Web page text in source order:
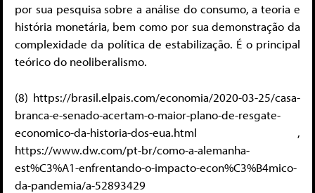
por sua pesquisa sobre a análise do consumo, a teoria e
história monetária, bem como por sua demonstração da
complexidade da política de estabilização. É o principal
teórico do neoliberalismo.
(8) https://brasil.elpais.com/economia/2020-03-25/casa-
branca-e-senado-acertam-o-maior-plano-de-resgate-
economico-da-historia-dos-eua.html ,
https://www.dw.com/pt-br/como-a-alemanha-
est%C3%A1-enfrentando-o-impacto-econ%C3%B4mico-
da-pandemia/a-52893429